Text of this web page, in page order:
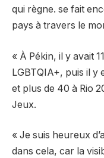
qui règne. se fait
pays à travers le
« À Pékin, il y avait
LGBTQIA+, puis il y
et plus de 40 à Rio
Jeux.
« Je suis heureux
dans cela, car la